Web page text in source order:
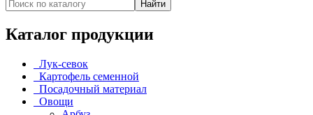
Каталог продукции
Лук-севок
Картофель семенной
Посадочный материал
Овощи